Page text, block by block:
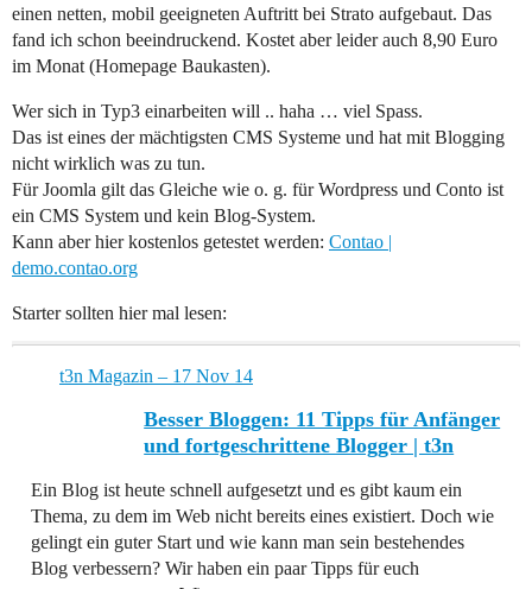
einen netten, mobil geeigneten Auftritt bei Strato aufgebaut. Das
fand ich schon beeindruckend. Kostet aber leider auch 8,90 Euro
im Monat (Homepage Baukasten).
Wer sich in Typ3 einarbeiten will .. haha … viel Spass.
Das ist eines der mächtigsten CMS Systeme und hat mit Blogging
nicht wirklich was zu tun.
Für Joomla gilt das Gleiche wie o. g. für Wordpress und Conto ist
ein CMS System und kein Blog-System.
Kann aber hier kostenlos getestet werden: Contao |
demo.contao.org
Starter sollten hier mal lesen:
t3n Magazin – 17 Nov 14
Besser Bloggen: 11 Tipps für Anfänger
und fortgeschrittene Blogger | t3n
Ein Blog ist heute schnell aufgesetzt und es gibt kaum ein
Thema, zu dem im Web nicht bereits eines existiert. Doch wie
gelingt ein guter Start und wie kann man sein bestehendes
Blog verbessern? Wir haben ein paar Tipps für euch